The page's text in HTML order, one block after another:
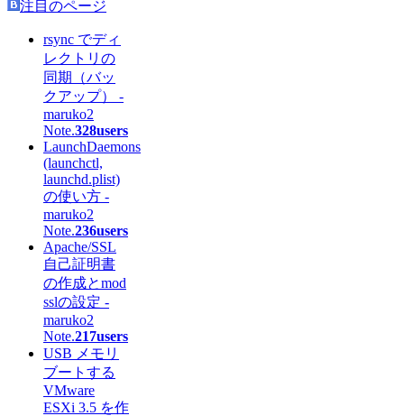
注目のページ
rsync でディ
レクトリの
同期（バッ
クアップ） -
maruko2
Note.328users
LaunchDaemons
(launchctl,
launchd.plist)
の使い方 -
maruko2
Note.236users
Apache/SSL
自己証明書
の作成とmod
sslの設定 -
maruko2
Note.217users
USB メモリ
ブートする
VMware
ESXi 3.5 を作